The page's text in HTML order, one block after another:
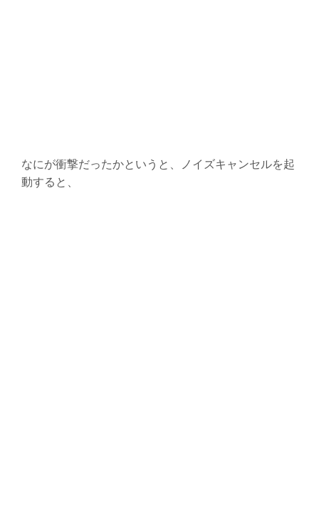
なにが衝撃だったかというと、ノイズキャンセルを起
動すると、